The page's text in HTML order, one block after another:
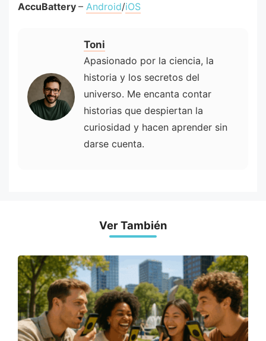
AccuBattery – Android/iOS
Toni
Apasionado por la ciencia, la
historia y los secretos del
universo. Me encanta contar
historias que despiertan la
curiosidad y hacen aprender sin
darse cuenta.
Ver También